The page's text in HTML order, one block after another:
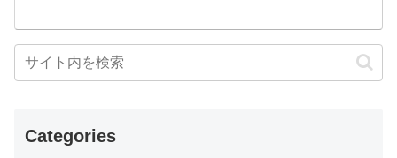
Categories